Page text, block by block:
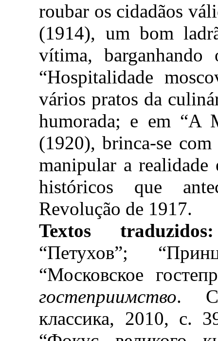
roubar os cidadãos
(1914), um bom
vítima,
“Hospitalidade
vários pratos da
humorada; e em “A
(1920), brinca-se
manipular a
históricos que
Revolução de 1917.
Textos
“Петухов”;
“Московское
гостеприимство.
классика, 2010, c.